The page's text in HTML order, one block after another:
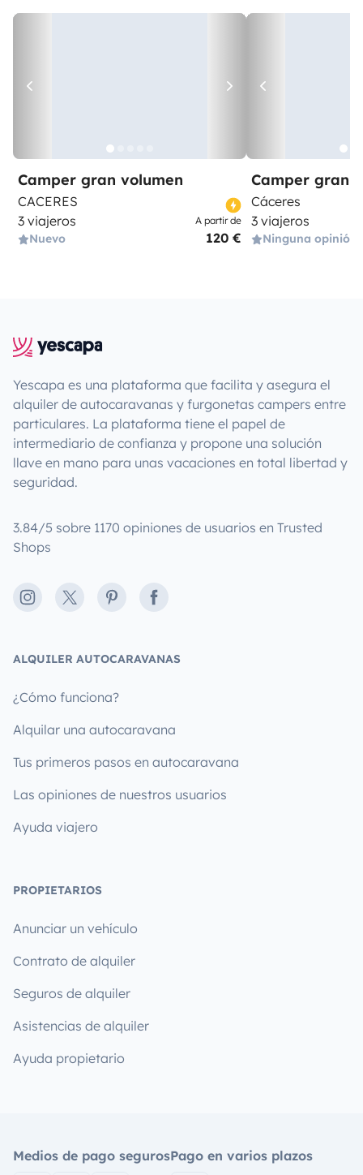
Camper gran volumen
CACERES
3 viajeros
Nuevo
A partir de
120 €
Camper gran
Cáceres
3 viajeros
Ninguna opinión
Yescapa es una plataforma que facilita y asegura el
alquiler de autocaravanas y furgonetas campers entre
particulares. La plataforma tiene el papel de
intermediario de confianza y propone una solución
llave en mano para unas vacaciones en total libertad y
seguridad.
3.84/5 sobre 1170 opiniones de usuarios en Trusted
Shops
Instagram
X PinterestFacebook
ALQUILER AUTOCARAVANAS
¿Cómo funciona?
Alquilar una autocaravana
Tus primeros pasos en autocaravana
Las opiniones de nuestros usuarios
Ayuda viajero
PROPIETARIOS
Anunciar un vehículo
Contrato de alquiler
Seguros de alquiler
Asistencias de alquiler
Ayuda propietario
Medios de pago segurosPago en varios plazos